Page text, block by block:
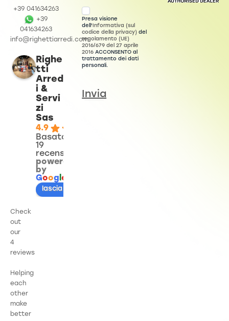
+39 041634263
+39
041634263
info@righettiarredi.com
Righe
tti
Arred
i &
Servi
zi
Sas
4.9
Basato su
19
recensioni
powered
by
Goog e
lascia una recensione su
Check
out
our
4
reviews
Helping
each
other
make
better
Presa visione
dell' Informativa (sul
codice della privacy) del
regolamento (UE)
2016/679 del 27 aprile
2016 ACCONSENTO al
trattamento dei dati
personali.
Invia